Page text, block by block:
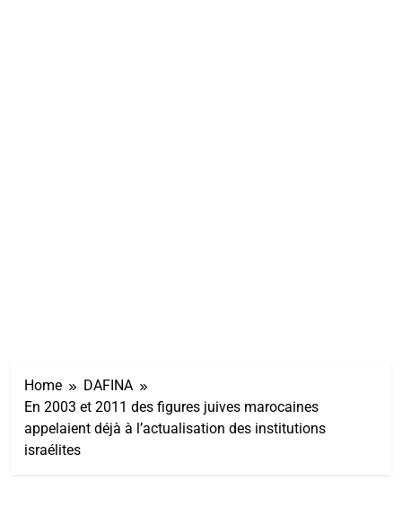
Home
DAFINA
En 2003 et 2011 des figures juives marocaines
appelaient déjà à l’actualisation des institutions
israélites